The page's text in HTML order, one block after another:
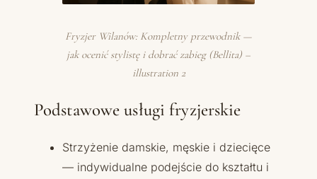
Fryzjer Wilanów: Kompletny przewodnik —
jak ocenić stylistę i dobrać zabieg (Bellita) –
illustration 2
Podstawowe usługi fryzjerskie
Strzyżenie damskie, męskie i dziecięce
— indywidualne podejście do kształtu i